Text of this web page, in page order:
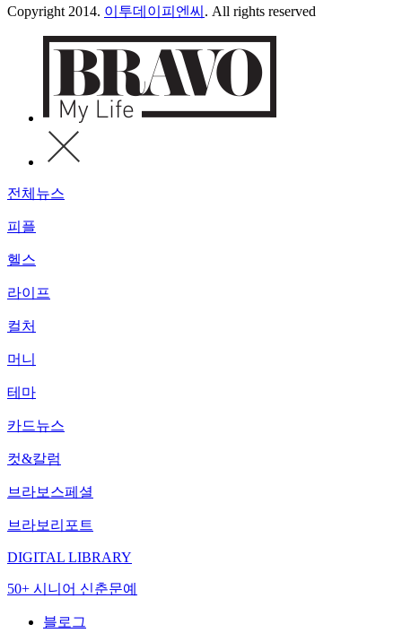
Copyright 2014. 이투데이피엔씨 . All rights reserved
전체뉴스
피플
헬스
라이프
컬처
머니
테마
카드뉴스
컷&칼럼
브라보스페셜
브라보리포트
DIGITAL LIBRARY
50+ 시니어 신춘문예
블로그